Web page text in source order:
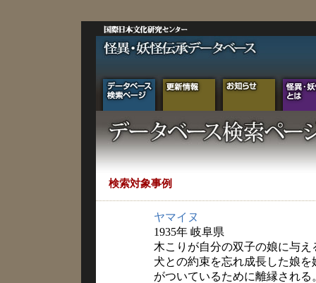
検索対象事例
ヤマイヌ
1935年 岐阜県
木こりが自分の双子の娘に与
犬との約束を忘れ成長した娘
がついているために離縁される